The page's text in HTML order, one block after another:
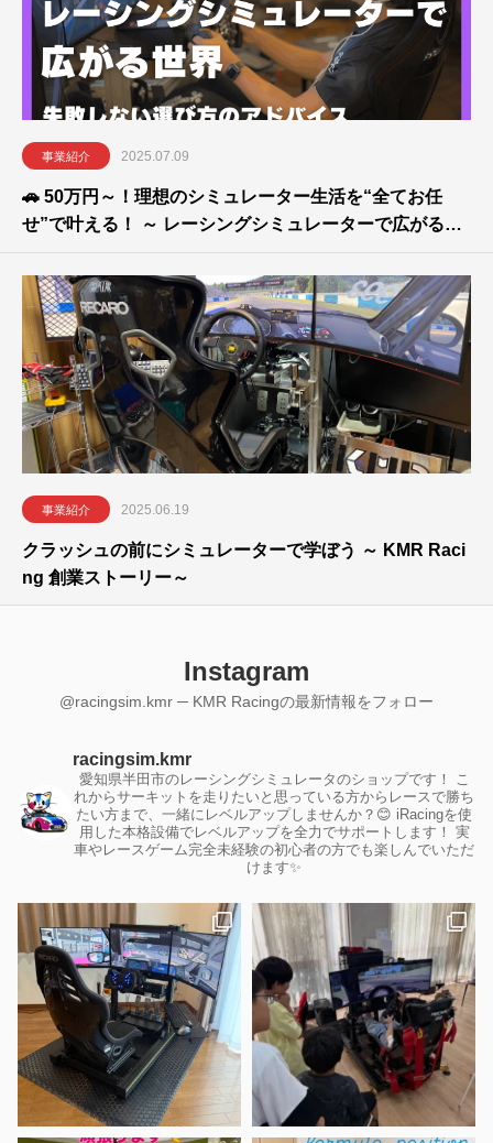
事業紹介 2025.07.09
🚗 50万円～！理想のシミュレーター生活を“全てお任
せ”で叶える！ ～ レーシングシミュレーターで広がる世
界と、失敗しない選び方 ～
事業紹介 2025.06.19
クラッシュの前にシミュレーターで学ぼう ～ KMR Raci
ng 創業ストーリー～
Instagram
@racingsim.kmr ─ KMR Racingの最新情報をフォロー
racingsim.kmr
愛知県半田市のレーシングシミュレータのショップです！
こ
れからサーキットを走りたいと思っている方からレースで勝ち
たい方まで、一緒にレベルアップしませんか？😊 iRacingを使
用した本格設備でレベルアップを全力でサポートします！
実
車やレースゲーム完全未経験の初心者の方でも楽しんでいただ
けます✨